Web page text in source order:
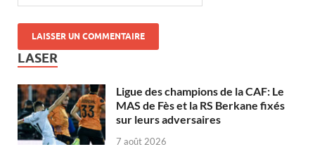
LASER
Ligue des champions de la CAF: Le
MAS de Fès et la RS Berkane fixés
sur leurs adversaires
7 août 2026